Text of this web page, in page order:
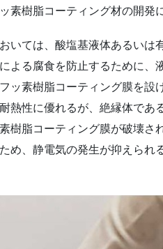
素樹脂コーティング材の開発
いては、酸塩基液体あるいは
よる腐食を防止するために、
ッ素樹脂コーティング膜を設
熱性に優れるが、絶縁体であ
樹脂コーティング膜が破壊さ
め、静電気の発生が抑えられ